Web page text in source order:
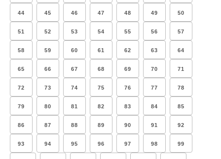
44 45 46 47 48 49 50
51 52 53 54 55 56 57
58 59 60 61 62 63 64
65 66 67 68 69 70 71
72 73 74 75 76 77 78
79 80 81 82 83 84 85
86 87 88 89 90 91 92
93 94 95 96 97 98 99